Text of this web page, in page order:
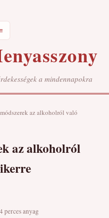
a mindennapokra
az alkoholról való
az alkoholról
4 perces anyag